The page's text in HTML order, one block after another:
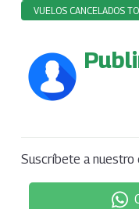
VUELOS CANCELADOS
Suscríbete a nuestro